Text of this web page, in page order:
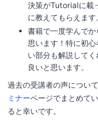
決策がTutorialに載
に教えてもらえます
書籍で一度学んで
思います！特に初
い部分も解説して
良いと思います。
過去の受講者の声につい
ミナーページでまとめて
ると幸いです。